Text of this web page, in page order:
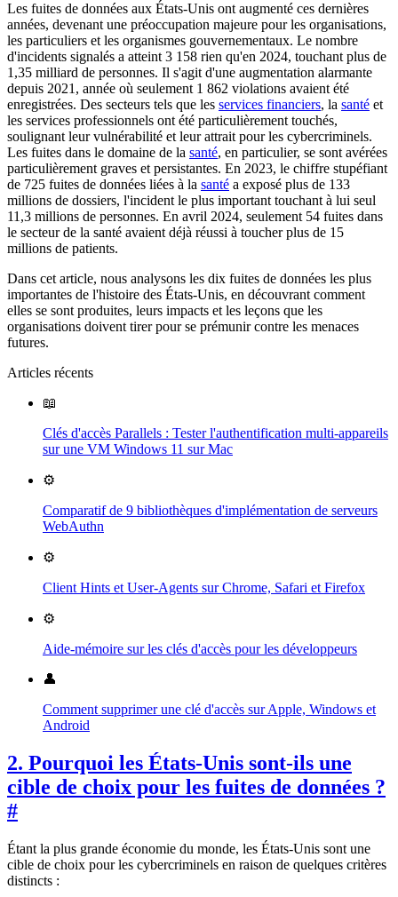
Les fuites de données aux États-Unis ont augmenté ces dernières
années, devenant une préoccupation majeure pour les organisations,
les particuliers et les organismes gouvernementaux. Le nombre
d'incidents signalés a atteint 3 158 rien qu'en 2024, touchant plus de
1,35 milliard de personnes. Il s'agit d'une augmentation alarmante
depuis 2021, année où seulement 1 862 violations avaient été
enregistrées. Des secteurs tels que les services financiers, la santé et
les services professionnels ont été particulièrement touchés,
soulignant leur vulnérabilité et leur attrait pour les cybercriminels.
Les fuites dans le domaine de la santé, en particulier, se sont avérées
particulièrement graves et persistantes. En 2023, le chiffre stupéfiant
de 725 fuites de données liées à la santé a exposé plus de 133
millions de dossiers, l'incident le plus important touchant à lui seul
11,3 millions de personnes. En avril 2024, seulement 54 fuites dans
le secteur de la santé avaient déjà réussi à toucher plus de 15
millions de patients.
Dans cet article, nous analysons les dix fuites de données les plus
importantes de l'histoire des États-Unis, en découvrant comment
elles se sont produites, leurs impacts et les leçons que les
organisations doivent tirer pour se prémunir contre les menaces
futures.
Articles récents
📖
Clés d'accès Parallels : Tester l'authentification multi-appareils
sur une VM Windows 11 sur Mac
⚙️
Comparatif de 9 bibliothèques d'implémentation de serveurs
WebAuthn
⚙️
Client Hints et User-Agents sur Chrome, Safari et Firefox
⚙️
Aide-mémoire sur les clés d'accès pour les développeurs
👤
Comment supprimer une clé d'accès sur Apple, Windows et
Android
2. Pourquoi les États-Unis sont-ils une
cible de choix pour les fuites de données ?
#
Étant la plus grande économie du monde, les États-Unis sont une
cible de choix pour les cybercriminels en raison de quelques critères
distincts :